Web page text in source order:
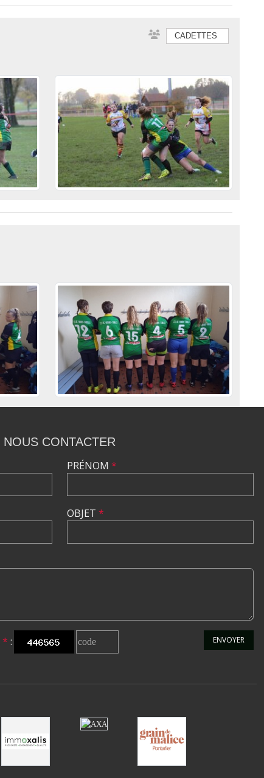
CADETTES
NOUS CONTACTER
PRÉNOM *
OBJET *
* : ENVOYER